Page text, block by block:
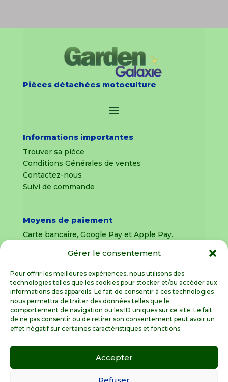
Gérer le consentement
Pour offrir les meilleures expériences, nous utilisons des
technologies telles que les cookies pour stocker et/ou accéder aux
informations des appareils. Le fait de consentir à ces technologies
nous permettra de traiter des données telles que le
comportement de navigation ou les ID uniques sur ce site. Le fait
de ne pas consentir ou de retirer son consentement peut avoir un
effet négatif sur certaines caractéristiques et fonctions.
Accepter
Refuser
Pièces détachées motoculture
Informations importantes
Trouver sa pièce
Conditions Générales de ventes
Contactez-nous
Suivi de commande
Moyens de paiement
Carte bancaire, Google Pay et Apple Pay.
uniquement
Livraison sous 8 jours pour les pièces
détachées
Livraisons sous 15 jours pour les outillages de
jardin (sous réserve de stock disponible)
en France Métropolitaine